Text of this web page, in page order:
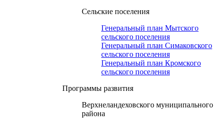
Сельские поселения
Генеральный план Мытского
сельского поселения
Генеральный план Симаковского
сельского поселения
Генеральный план Кромского
сельского поселения
Программы развития
Верхнеландеховского муниципального
района